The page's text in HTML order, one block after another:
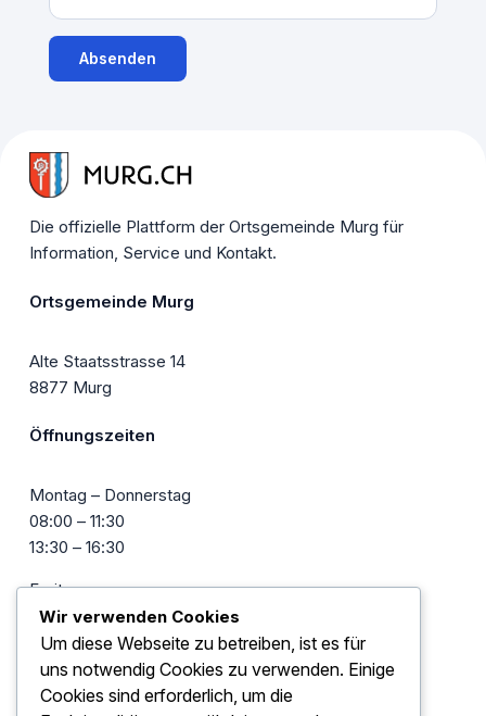
Absenden
Die offizielle Plattform der Ortsgemeinde Murg für
Information, Service und Kontakt.
Ortsgemeinde Murg
Alte Staatsstrasse 14
8877 Murg
Öffnungszeiten
Montag – Donnerstag
08:00 – 11:30
13:30 – 16:30
Freitag
08:00 – 11:30
13:30 – 16:00
Kontakte
Wir verwenden Cookies
Um diese Webseite zu betreiben, ist es für
uns notwendig Cookies zu verwenden. Einige
Cookies sind erforderlich, um die